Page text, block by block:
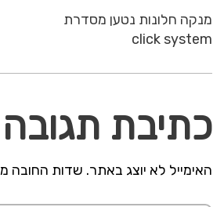
מנקה חלונות נטען מסדרת
click system
כתיבת תגובה
האימייל לא יוצג באתר. שדות החובה